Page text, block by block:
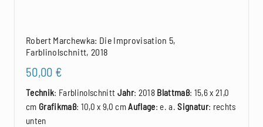
Robert Marchewka: Die Improvisation 5,
Farblinolschnitt, 2018
50,00 €
Technik: Farblinolschnitt Jahr: 2018 Blattmaß: 15,6 x 21,0
cm Grafikmaß: 10,0 x 9,0 cmAuflage: e. a.Signatur: rechts
unten